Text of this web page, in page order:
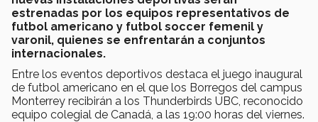
estrenadas por los equipos representativos de
futbol americano y futbol soccer femenil y
varonil, quienes se enfrentarán a conjuntos
internacionales.
Entre los eventos deportivos destaca el juego inaugural
de futbol americano en el que los Borregos del campus
Monterrey recibirán a los Thunderbirds UBC, reconocido
equipo colegial de Canadá, a las 19:00 horas del viernes.